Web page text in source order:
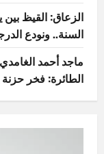
الزعاق: القيظ
السنة.. ونودع
ماجد أحمد
الطائرة: فخر حزنة